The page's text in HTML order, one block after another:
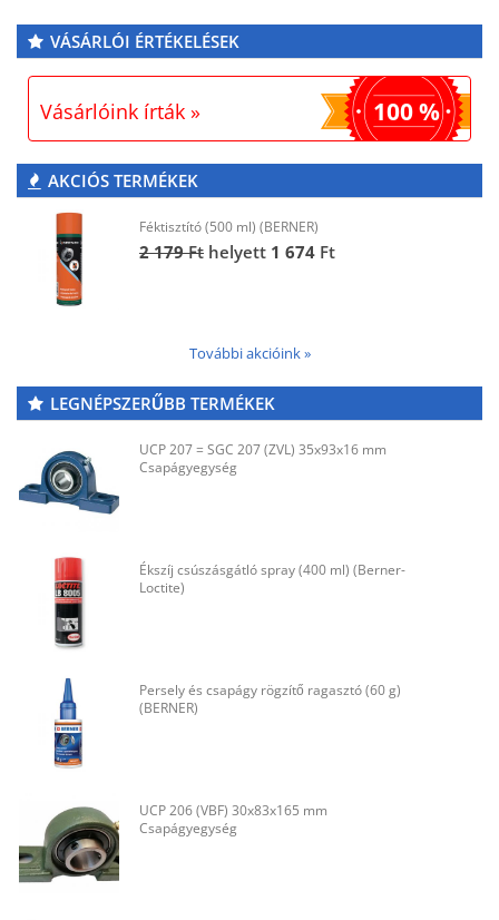
VÁSÁRLÓI ÉRTÉKELÉSEK
Vásárlóink írták » 100 %
AKCIÓS TERMÉKEK
Féktisztító (500 ml) (BERNER)
2 179 Ft helyett 1 674 Ft
További akcióink »
LEGNÉPSZERŰBB TERMÉKEK
UCP 207 = SGC 207 (ZVL) 35x93x16 mm
Csapágyegység
Ékszíj csúszásgátló spray (400 ml) (Berner-
Loctite)
Persely és csapágy rögzítő ragasztó (60 g)
(BERNER)
UCP 206 (VBF) 30x83x165 mm
Csapágyegység